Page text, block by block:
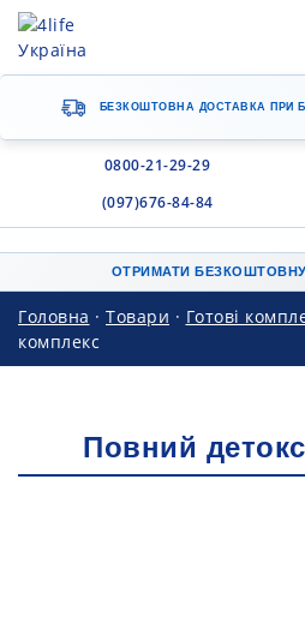
БЕЗКОШТОВНА ДОСТАВКА ПРИ
0800-21-29-29
(097)676-84-84
ОТРИМАТИ
Головна · Товари · Готові
комплекс
Повний